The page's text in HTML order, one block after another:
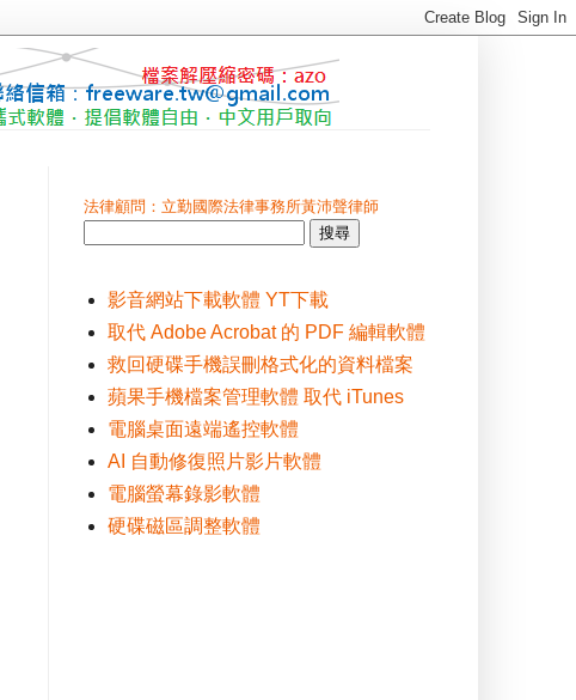
法律顧問：立勤國際法律事務所黃沛聲律師
影音網站下載軟體 YT下載
取代 Adobe Acrobat 的 PDF 編輯軟體
救回硬碟手機誤刪格式化的資料檔案
蘋果手機檔案管理軟體 取代 iTunes
電腦桌面遠端遙控軟體
AI 自動修復照片影片軟體
電腦螢幕錄影軟體
硬碟磁區調整軟體